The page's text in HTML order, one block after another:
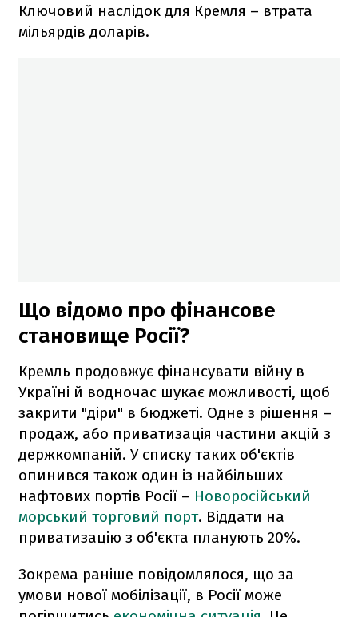
Ключовий наслідок для Кремля – втрата
мільярдів доларів.
Що відомо про фінансове
становище Росії?
Кремль продовжує фінансувати війну в
Україні й водночас шукає можливості, щоб
закрити "діри" в бюджеті. Одне з рішення –
продаж, або приватизація частини акцій з
держкомпаній. У списку таких об'єктів
опинився також один із найбільших
нафтових портів Росії – Новоросійський
морський торговий порт. Віддати на
приватизацію з об'єкта планують 20%.
Зокрема раніше повідомлялося, що за
умови нової мобілізації, в Росії може